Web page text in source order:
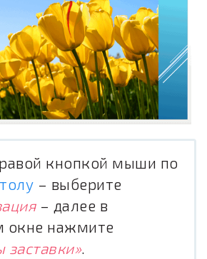
кнопкой мыши по
– выберите
– далее в
окне нажмите
заставки».